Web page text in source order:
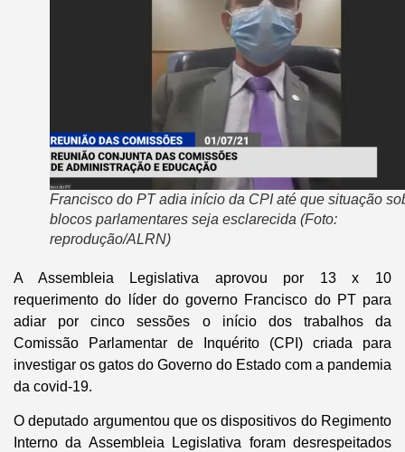
Francisco do PT adia início da CPI até que situação
blocos parlamentares seja esclarecida (Foto:
reprodução/ALRN)
A Assembleia Legislativa aprovou por 13 x 10
requerimento do líder do governo Francisco do PT para
adiar por cinco sessões o início dos trabalhos da
Comissão Parlamentar de Inquérito (CPI) criada para
investigar os gatos do Governo do Estado com a pandemia
da covid-19.
O deputado argumentou que os dispositivos do Regimento
Interno da Assembleia Legislativa foram desrespeitados